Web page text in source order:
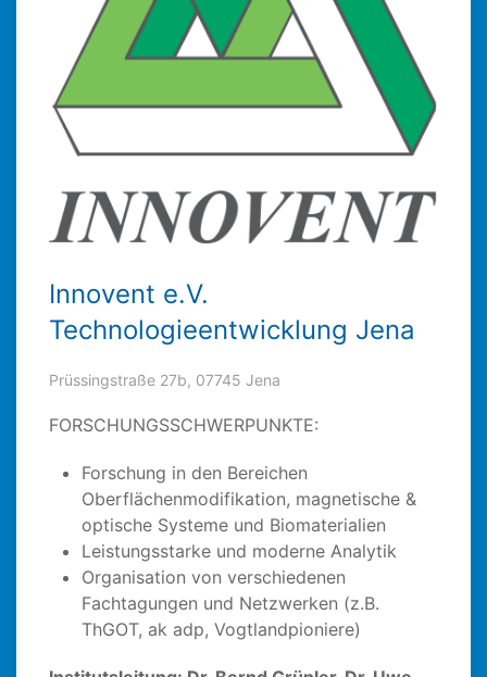
Innovent e.V.
Technologieentwicklung Jena
Prüssingstraße 27b, 07745 Jena
FORSCHUNGSSCHWERPUNKTE:
Forschung in den Bereichen
Oberflächenmodifikation, magnetische &
optische Systeme und Biomaterialien
Leistungsstarke und moderne Analytik
Organisation von verschiedenen
Fachtagungen und Netzwerken (z.B.
ThGOT, ak adp, Vogtlandpioniere)